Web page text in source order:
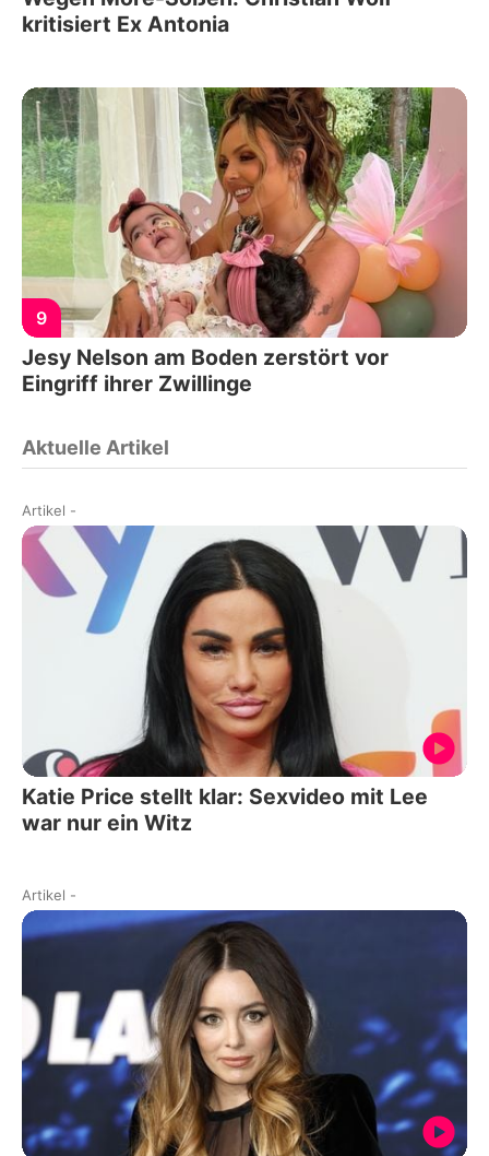
kritisiert Ex Antonia
9
Jesy Nelson am Boden zerstört vor
Eingriff ihrer Zwillinge
Aktuelle Artikel
Artikel -
Katie Price stellt klar: Sexvideo mit Lee
war nur ein Witz
Artikel -